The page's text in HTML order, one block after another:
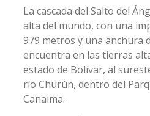
La cascada del Salto del
alta del mundo, con una
979 metros y una anchura
encuentra en las tierras
estado de Bolívar, al
río Churún, dentro del
Canaima.